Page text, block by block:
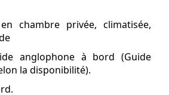
chambre privée, climatisée,
anglophone à bord (Guide
la disponibilité).